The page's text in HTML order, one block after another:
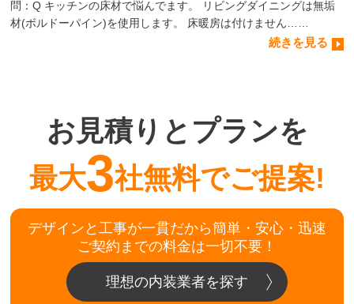
問：Q キッチンの床材で悩んでます。 リビングダイニングは無垢
材(ボルドーパイン)を使用します。 床暖房は付けません……
続きを見る
お見積りとプランを
最大3社無料でご提案!
デザインと工事が一貫だから簡単・安心・迅速
ご契約までの料金は一切不要！
理想の内装業者を探す